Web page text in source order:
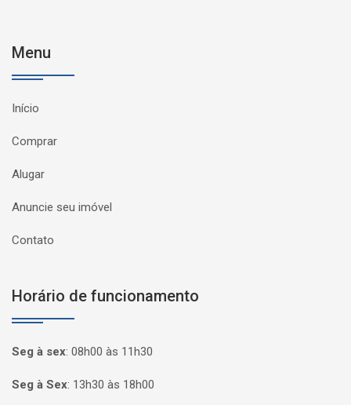
Menu
Início
Comprar
Alugar
Anuncie seu imóvel
Contato
Horário de funcionamento
Seg à sex: 08h00 às 11h30
Seg à Sex: 13h30 às 18h00